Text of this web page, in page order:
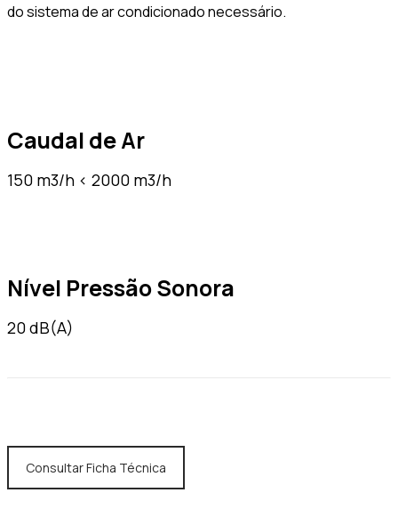
do sistema de ar condicionado necessário.
Caudal de Ar
150 m3/h < 2000 m3/h
Nível Pressão Sonora
20 dB(A)
Consultar Ficha Técnica